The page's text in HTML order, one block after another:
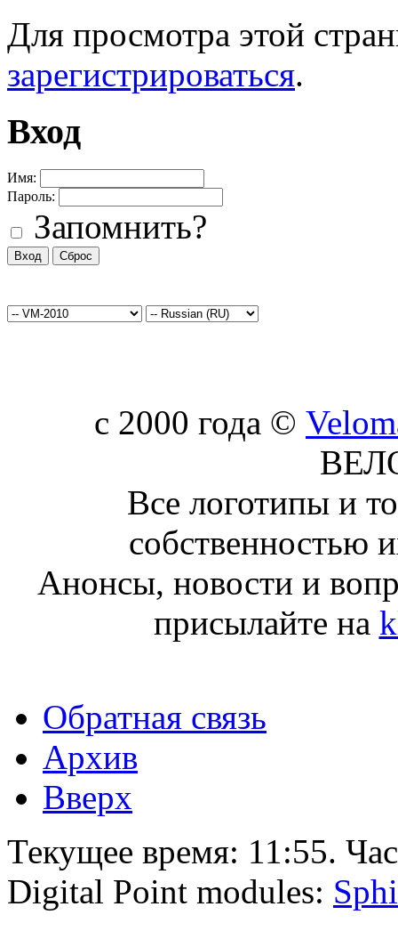
Для просмотра этой
зарегистрироваться.
Вход
Имя:
Пароль:
Запомнить?
c 2000 года ©
Все логотипы и
собственностью
Анонсы, новости и
присылайте на
Обратная связь
Архив
Вверх
Текущее время: 11:55.
Digital Point modules: